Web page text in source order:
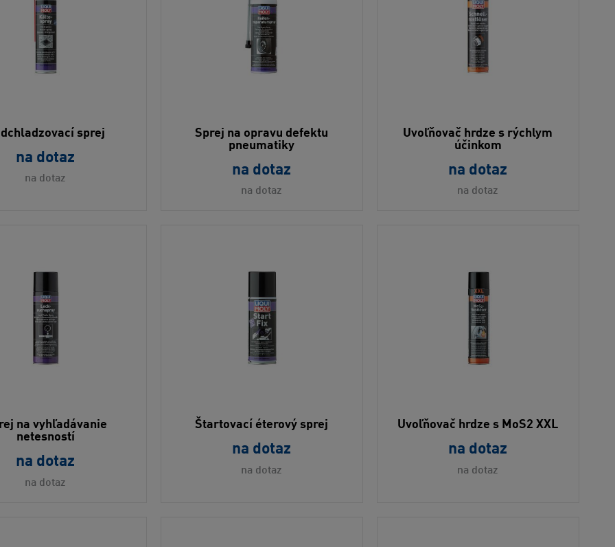
sprej
na dotaz
na dotaz
Sprej na opravu defektu
pneumatiky
na dotaz
na dotaz
Uvoľňovač hrdze s rýchlym
účinkom
na dotaz
na dotaz
na vyhľadávanie
netesností
na dotaz
na dotaz
Štartovací éterový sprej
na dotaz
na dotaz
Uvoľňovač hrdze s MoS2 XXL
na dotaz
na dotaz